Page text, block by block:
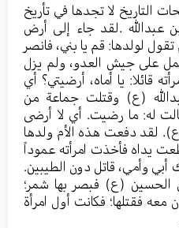
لا تجدها في تأريخ
.لقد جاء إلى أرض
تقول لولدها: قم يا بني، فانصر
على جيش العدو، ولم يزل
قائلا: يا أماه، أرضيتي؟ أي
(ع) وقتلت جماعة من
له: ما رضيت. أي لا أرضى
لقد دفعت هذه الأم ولدها
يداه فأخذت امرأته عموداً
وأمي، قاتل دون الطيبين.
الحسين (ع) فبصر بها شمر؛
معه فقتلها؛ فكانت أول امرأة